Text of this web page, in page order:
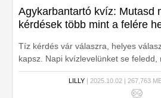
Agykarbantartó kvíz: Mutasd
kérdések több mint a felére
Tíz kérdés vár válaszra, helyes
kapsz. Napi kvízlevelünket se feledd,
postaládádban találsz. 10 extra pont
LILLY| 2025.10.02 | 267,763